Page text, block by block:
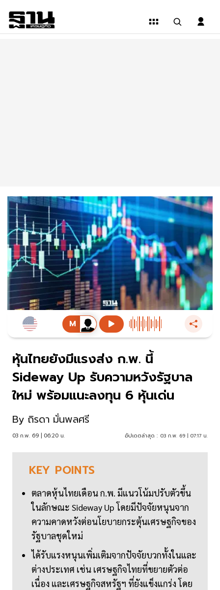
หุ้นไทยยังมีแรงส่ง ก.พ. นี้
Sideway Up รับความหวังรัฐบาล
ใหม่ พร้อมแนะลงทุน 6 หุ้นเด่น
By ถิรดา มั่นพลศรี
03 ก.พ. 69 | 06:20 น. อัปเดตล่าสุด : 03 ก.พ. 69 | 07:17 น.
KEY POINTS
ตลาดหุ้นไทยเดือน ก.พ. มีแนวโน้มปรับตัวขึ้น
ในลักษณะ Sideway Up โดยมีปัจจัยหนุนจาก
ความคาดหวังต่อนโยบายกระตุ้นเศรษฐกิจของ
รัฐบาลชุดใหม่
ได้รับแรงหนุนเพิ่มเติมจากปัจจัยบวกทั้งในและ
ต่างประเทศ เช่น เศรษฐกิจไทยที่ขยายตัวต่อ
เนื่อง และเศรษฐกิจสหรัฐฯ ที่ยังแข็งแกร่ง โดย